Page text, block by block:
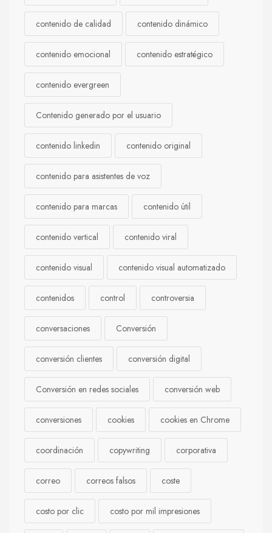
contenido de calidad contenido dinámico
contenido emocional contenido estratégico
contenido evergreen
Contenido generado por el usuario
contenido linkedin contenido original
contenido para asistentes de voz
contenido para marcas contenido útil
contenido vertical contenido viral
contenido visual contenido visual automatizado
contenidos control controversia
conversaciones Conversión
conversión clientes conversión digital
Conversión en redes sociales conversión web
conversiones cookies cookies en Chrome
coordinación copywriting corporativa
correo correos falsos coste
costo por clic costo por mil impresiones